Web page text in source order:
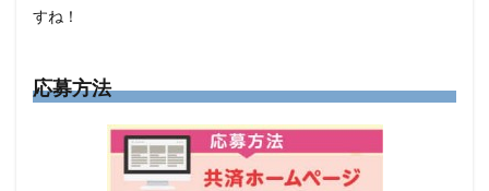
すね！
応募方法